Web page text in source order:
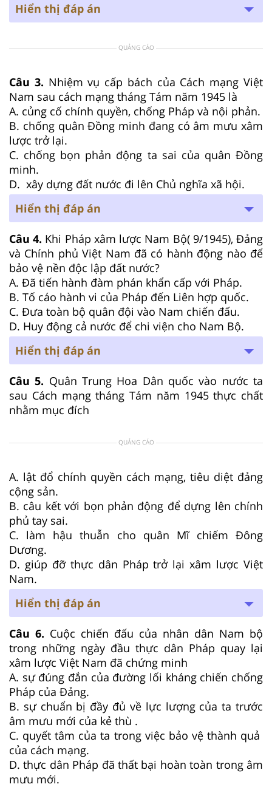
Hiển thị đáp án
QUẢNG CÁO
Câu 3. Nhiệm vụ cấp bách của Cách mạng Việt
Nam sau cách mạng tháng Tám năm 1945 là
A. củng cố chính quyền, chống Pháp và nội phản.
B. chống quân Đồng minh đang có âm mưu xâm
lược trở lại.
C. chống bọn phản động ta sai của quân Đồng
minh.
D. xây dựng đất nước đi lên Chủ nghĩa xã hội.
Hiển thị đáp án
Câu 4. Khi Pháp xâm lược Nam Bộ( 9/1945), Đảng
và Chính phủ Việt Nam đã có hành động nào để
bảo vệ nền độc lập đất nước?
A. Đã tiến hành đàm phán khẩn cấp với Pháp.
B. Tố cáo hành vi của Pháp đến Liên hợp quốc.
C. Đưa toàn bộ quân đội vào Nam chiến đấu.
D. Huy động cả nước để chi viện cho Nam Bộ.
Hiển thị đáp án
Câu 5. Quân Trung Hoa Dân quốc vào nước ta
sau Cách mạng tháng Tám năm 1945 thực chất
nhằm mục đích
QUẢNG CÁO
A. lật đổ chính quyền cách mạng, tiêu diệt đảng
cộng sản.
B. câu kết với bọn phản động để dựng lên chính
phủ tay sai.
C. làm hậu thuẫn cho quân Mĩ chiếm Đông
Dương.
D. giúp đỡ thực dân Pháp trở lại xâm lược Việt
Nam.
Hiển thị đáp án
Câu 6. Cuộc chiến đấu của nhân dân Nam bộ
trong những ngày đầu thực dân Pháp quay lại
xâm lược Việt Nam đã chứng minh
A. sự đúng đắn của đường lối kháng chiến chống
Pháp của Đảng.
B. sự chuẩn bị đầy đủ về lực lượng của ta trước
âm mưu mới của kẻ thù .
C. quyết tâm của ta trong việc bảo vệ thành quả
của cách mạng.
D. thực dân Pháp đã thất bại hoàn toàn trong âm
mưu mới.